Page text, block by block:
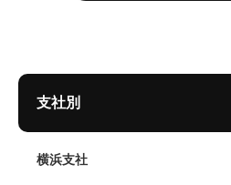
支社別
横浜支社